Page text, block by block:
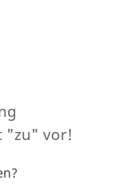
"zu" vor!